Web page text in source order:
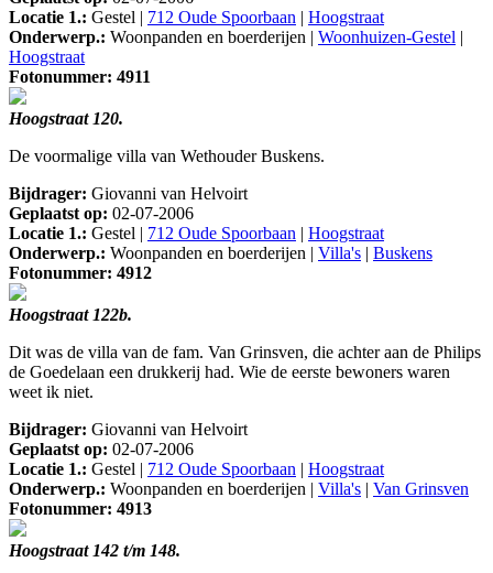
Locatie 1.: Gestel | 712 Oude Spoorbaan | Hoogstraat
Onderwerp.: Woonpanden en boerderijen | Woonhuizen-Gestel |
Hoogstraat
Fotonummer: 4911
Hoogstraat 120.
De voormalige villa van Wethouder Buskens.
Bijdrager: Giovanni van Helvoirt
Geplaatst op: 02-07-2006
Locatie 1.: Gestel | 712 Oude Spoorbaan | Hoogstraat
Onderwerp.: Woonpanden en boerderijen | Villa's | Buskens
Fotonummer: 4912
Hoogstraat 122b.
Dit was de villa van de fam. Van Grinsven, die achter aan de Philips
de Goedelaan een drukkerij had. Wie de eerste bewoners waren
weet ik niet.
Bijdrager: Giovanni van Helvoirt
Geplaatst op: 02-07-2006
Locatie 1.: Gestel | 712 Oude Spoorbaan | Hoogstraat
Onderwerp.: Woonpanden en boerderijen | Villa's | Van Grinsven
Fotonummer: 4913
Hoogstraat 142 t/m 148.